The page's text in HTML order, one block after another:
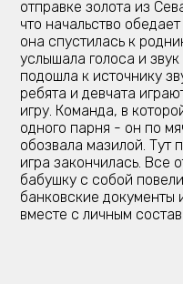
отправке золота из
что начальство
она спустилась к
услышала голоса и
подошла к источнику
ребята и девчата
игру. Команда, в
одного парня - он по
обозвала мазилой. Тут
игра закончилась. Все
бабушку с собой
банковские документы
вместе с личным